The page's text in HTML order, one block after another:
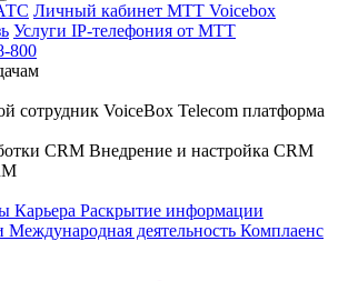
Личный кабинет МТТ Voicebox
Услуги IP-телефония от МТТ
800
сотрудник VoiceBox Telecom платформа
CRM Внедрение и настройка CRM
Карьера Раскрытие информации
Международная деятельность Комплаенс